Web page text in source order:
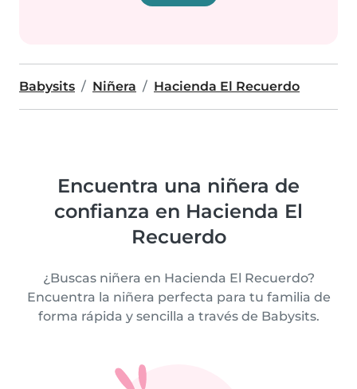
Babysits Niñera Hacienda El Recuerdo
Encuentra una niñera de
confianza en Hacienda El
Recuerdo
¿Buscas niñera en Hacienda El Recuerdo?
Encuentra la niñera perfecta para tu familia de
forma rápida y sencilla a través de Babysits.